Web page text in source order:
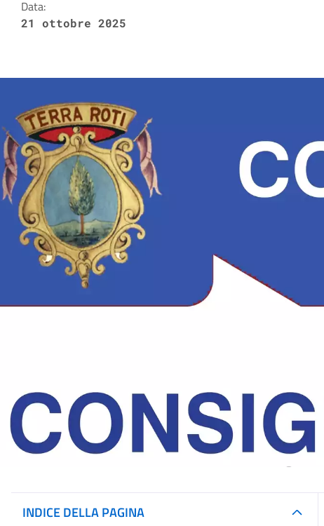
Data:
21 ottobre 2025
INDICE DELLA PAGINA